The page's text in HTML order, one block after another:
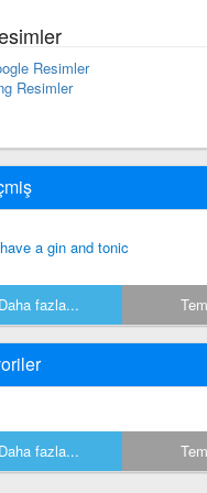
Resimler
Resimler
a gin and tonic
Daha fazla...
Daha fazla...